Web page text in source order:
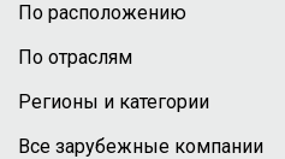
По расположению
По отраслям
Регионы и категории
Все зарубежные компании